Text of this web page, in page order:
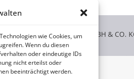
wie Cookies, um
Wenn du diesen
oder eindeutige IDs
nicht erteilst oder
beeinträchtigt werden.
2026 © LABOKLIN GMBH & CO.